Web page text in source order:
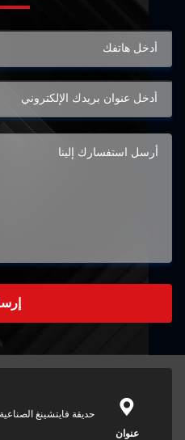
إرسال
عنوان
حديقة فايتشينغ الصناعية،